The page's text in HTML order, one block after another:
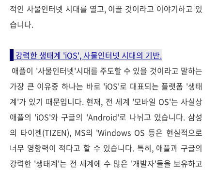
적인 사물인터넷 시대를 열고, 이끌 것이라고 이야기하고 있
습니다.
강력한 생태계 'iOS', 사물인터넷 시대의 기반.
애플이 '사물인터넷'시대를 주도할 수 있을 것이라고 말하는
가장 큰 이유중 하나는 바로 'iOS'로 대표되는 플랫폼 '생태
계'가 있기 때문입니다. 현재, 전 세계 '모바일 OS'는 사실상
애플의 'iOS'와 구글의 'Android'로 나뉘고 있습니다. 삼성
의 타이젠(TIZEN), MS의 'Windows OS 등은 현실적으로
너무 영향력이 적다고 할 수 있습니다. 특히, 애플과 구글의
강력한 '생태계'는 전 세계에 수 많은 '개발자'들을 보유하고